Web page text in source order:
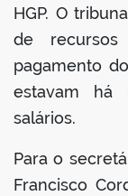
HGP. O
de
pagamento
estavam há
salários.
Para o
Francisco